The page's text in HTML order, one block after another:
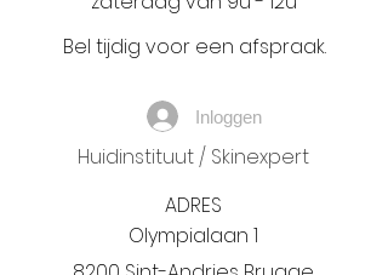
Bel tijdig voor een afspraak.
Inloggen
Huidinstituut / Skinexpert
ADRES
Olympialaan 1